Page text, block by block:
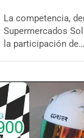
La competencia,
Supermercados
la participación de…